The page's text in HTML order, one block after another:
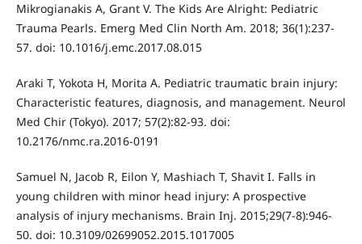
Mikrogianakis A, Grant V. The Kids Are Alright: Pediatric
Trauma Pearls. Emerg Med Clin North Am. 2018; 36(1):237-
57. doi: 10.1016/j.emc.2017.08.015
Araki T, Yokota H, Morita A. Pediatric traumatic brain injury:
Characteristic features, diagnosis, and management. Neurol
Med Chir (Tokyo). 2017; 57(2):82-93. doi:
10.2176/nmc.ra.2016-0191
Samuel N, Jacob R, Eilon Y, Mashiach T, Shavit I. Falls in
young children with minor head injury: A prospective
analysis of injury mechanisms. Brain Inj. 2015;29(7-8):946-
50. doi: 10.3109/02699052.2015.1017005